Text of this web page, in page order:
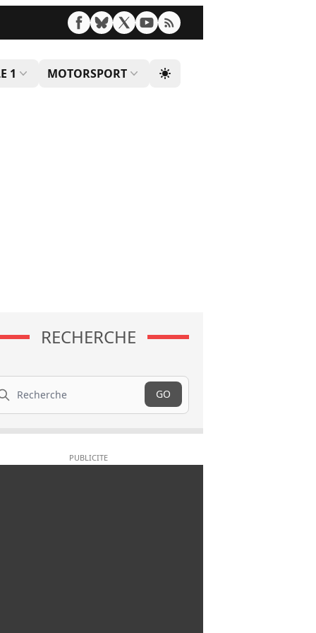
1 MOTORSPORT
RECHERCHE
GO